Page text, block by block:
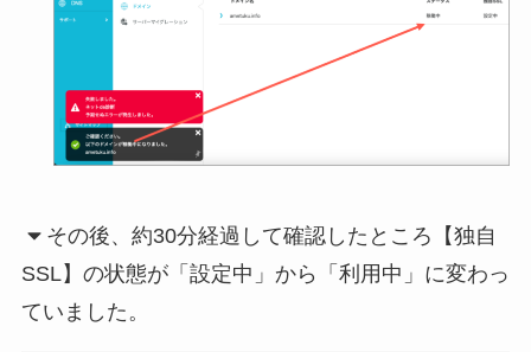
その後、約30分経過して確認したところ【独自
SSL】の状態が「設定中」から「利用中」に変わっ
ていました。